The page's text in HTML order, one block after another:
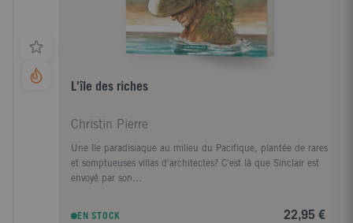
L'île des riches
Christin Pierre
Une île paradisiaque au milieu du Pacifique, plantée de rares
et somptueuses villas d'architectes? C'est là que Sinclair est
envoyé par son...
EN STOCK 22,95 €